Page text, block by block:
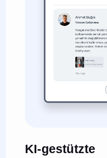
KI-gestützte